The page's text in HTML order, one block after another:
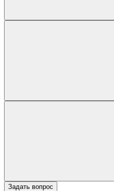
Задать вопрос